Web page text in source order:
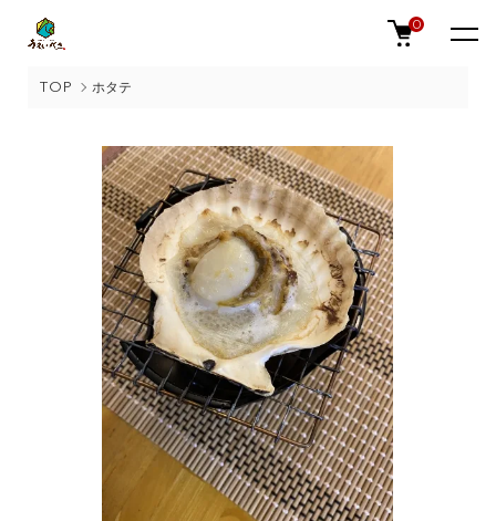
0
TOP ホタテ